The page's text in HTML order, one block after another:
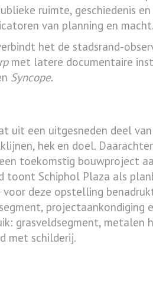
ruimte, geschiedenis
van planning en macht.
het de stadsrand-
met latere documentaire
Syncope.
uit een uitgesneden deel
hek en doel.
toekomstig bouwproject
toont Schiphol Plaza als
voor deze opstelling
projectaankondiging
grasveldsegment, metalen
met schilderij.